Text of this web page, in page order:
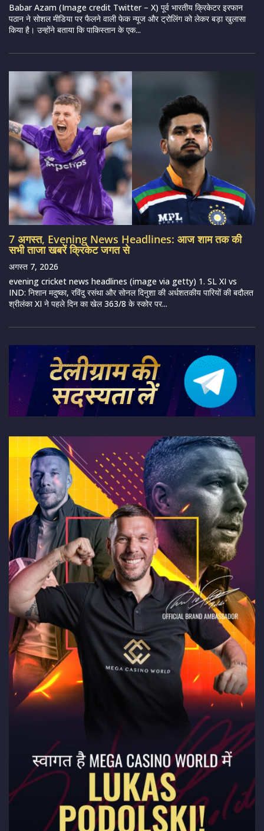
Babar Azam (Image credit Twitter – X) पूर्व भारतीय क्रिकेटर इरफान
पठान ने सोशल मीडिया पर फैलने वाली फेक न्यूज और ट्रोलिंग को लेकर बड़ा खुलासा
किया है। उन्होंने बताया कि पाकिस्तान के एक...
7 अगस्त, Evening News Headlines: आज शाम तक की
सभी ताजा खबरें क्रिकेट जगत से
अगस्त 7, 2026
evening cricket news headlines (image via getty) 1. SL XI vs
IND: निशान मदुष्का, रविंदु रसंथा और सोनल दिनुशा की अर्धशतकीय पारियों की बदौलत
श्रीलंका XI ने पहले दिन का खेल 363/8 के स्कोर पर...